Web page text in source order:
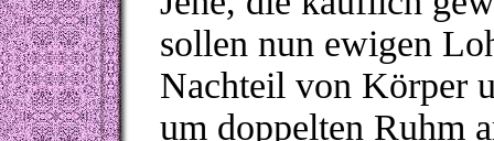
sollen nun ewigen
Nachteil von Körper
um doppelten Ruhm